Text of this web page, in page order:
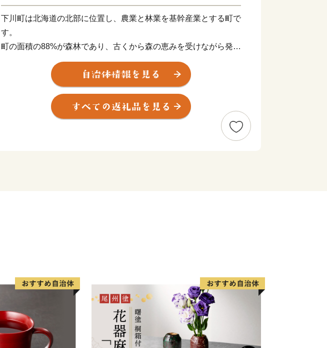
下川町は北海道の北部に位置し、農業と林業を基幹産業とする町で
す。
町の面積の88%が森林であり、古くから森の恵みを受けながら発展
気候は、夏は30℃、冬は－30℃と年間60℃以上の寒暖差がありま
この寒暖差を活かした糖度の高いトマトを使ったトマトジュース
や、日本最北の手延べ麺など、大変好評をいただいております。
【下川町のふるさと納税は、返礼品の配送などで生じるCO₂をオフ
セット（埋め合わせ）することで環境に配慮しています。】
下川町では、豊かな森林資源を活かしたまちづくりの一環とし